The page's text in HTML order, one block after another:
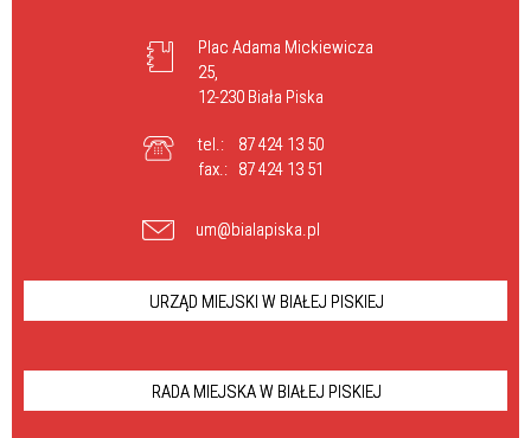
Plac Adama Mickiewicza
25,
12-230 Biała Piska
tel.:
87 424 13 50
fax.: 87 424 13 51
um@bialapiska.pl
URZĄD MIEJSKI W BIAŁEJ PISKIEJ
RADA MIEJSKA W BIAŁEJ PISKIEJ